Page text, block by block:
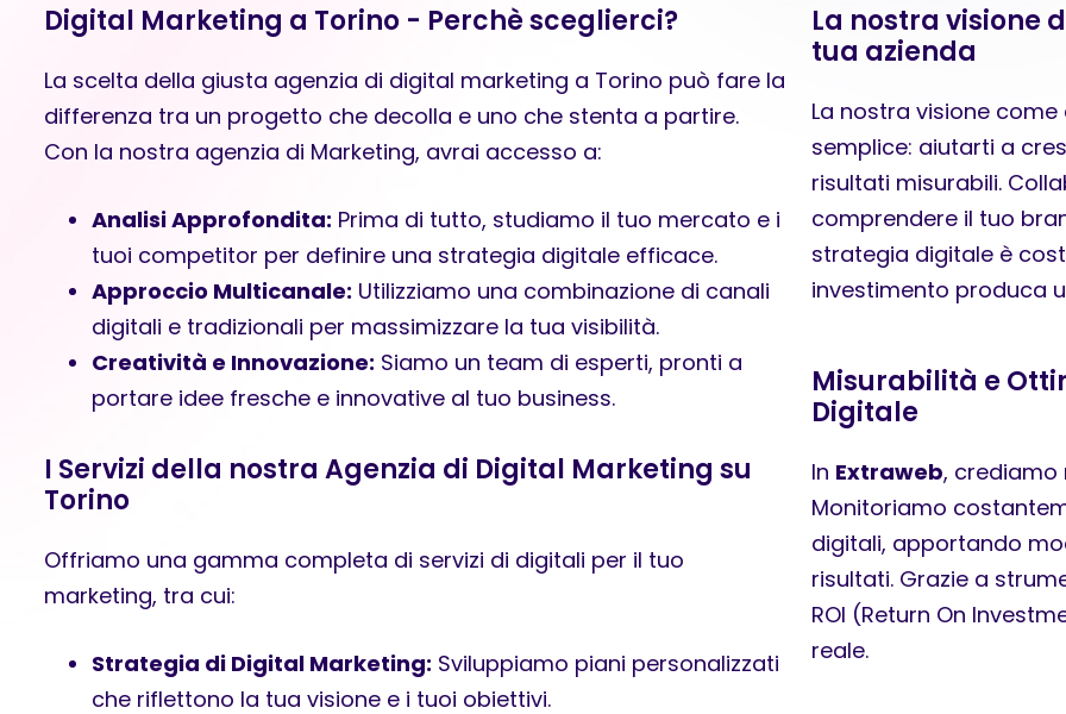
Digital Marketing a Torino - Perchè sceglierci?
La scelta della giusta agenzia di digital marketing a Torino può fare la
differenza tra un progetto che decolla e uno che stenta a partire.
Con la nostra agenzia di Marketing, avrai accesso a:
Analisi Approfondita: Prima di tutto, studiamo il tuo mercato e i
tuoi competitor per definire una strategia digitale efficace.
Approccio Multicanale: Utilizziamo una combinazione di canali
digitali e tradizionali per massimizzare la tua visibilità.
Creatività e Innovazione: Siamo un team di esperti, pronti a
portare idee fresche e innovative al tuo business.
I Servizi della nostra Agenzia di Digital Marketing su
Torino
Offriamo una gamma completa di servizi di digitali per il tuo
marketing, tra cui:
Strategia di Digital Marketing: Sviluppiamo piani personalizzati
che riflettono la tua visione e i tuoi obiettivi.
La nostra visione
tua azienda
La nostra visione come
semplice: aiutarti a
risultati misurabili.
comprendere il tuo
strategia digitale è
investimento produca
Misurabilità e
Digitale
In Extraweb, crediamo
Monitoriamo
digitali, apportando
risultati. Grazie a
ROI (Return On
reale.